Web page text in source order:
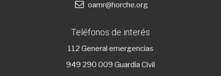
oamr@horche.org
Teléfonos de interés
112 General emergencias
949 290 009 Guardia Civil